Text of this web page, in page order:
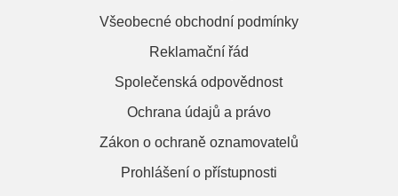
Všeobecné obchodní podmínky
Reklamační řád
Společenská odpovědnost
Ochrana údajů a právo
Zákon o ochraně oznamovatelů
Prohlášení o přístupnosti